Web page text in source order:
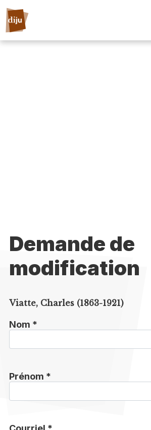
Demande de
modification
Viatte, Charles (1863-1921)
Nom *
Prénom *